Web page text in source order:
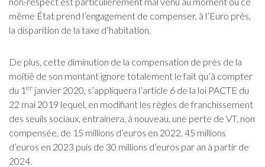
même État prend l’engagement de compenser, à l’Euro près,
la disparition de la taxe d’habitation.
De plus, cette diminution de la compensation de près de la
moitié de son montant ignore totalement le fait qu’à compter
du 1 er janvier 2020, s’appliquera l’article 6 de la loi PACTE du
22 mai 2019 lequel, en modifiant les règles de franchissement
des seuils sociaux, entrainera, à nouveau, une perte de VT, non
compensée, de 15 millions d’euros en 2022, 45 millions
d’euros en 2023 puis de 30 millions d’euros par an à partir de
2024.